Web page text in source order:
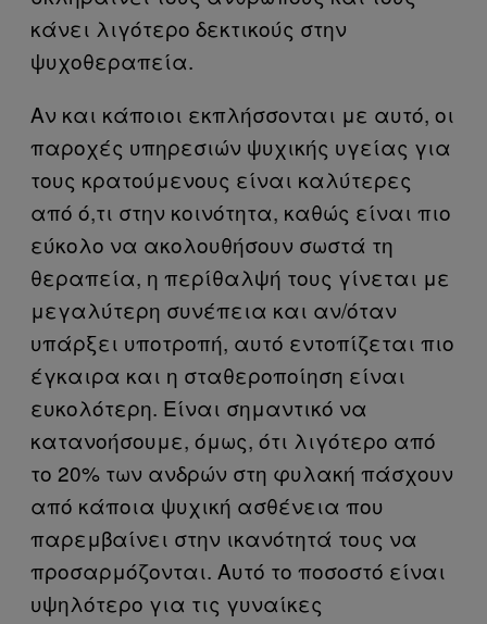
κάνει λιγότερο δεκτικούς στην
ψυχοθεραπεία.
Αν και κάποιοι εκπλήσσονται με αυτό, οι
παροχές υπηρεσιών ψυχικής υγείας για
τους κρατούμενους είναι καλύτερες
από ό,τι στην κοινότητα, καθώς είναι πιο
εύκολο να ακολουθήσουν σωστά τη
θεραπεία, η περίθαλψή τους γίνεται με
μεγαλύτερη συνέπεια και αν/όταν
υπάρξει υποτροπή, αυτό εντοπίζεται πιο
έγκαιρα και η σταθεροποίηση είναι
ευκολότερη. Είναι σημαντικό να
κατανοήσουμε, όμως, ότι λιγότερο από
το 20% των ανδρών στη φυλακή πάσχουν
από κάποια ψυχική ασθένεια που
παρεμβαίνει στην ικανότητά τους να
προσαρμόζονται. Αυτό το ποσοστό είναι
υψηλότερο για τις γυναίκες